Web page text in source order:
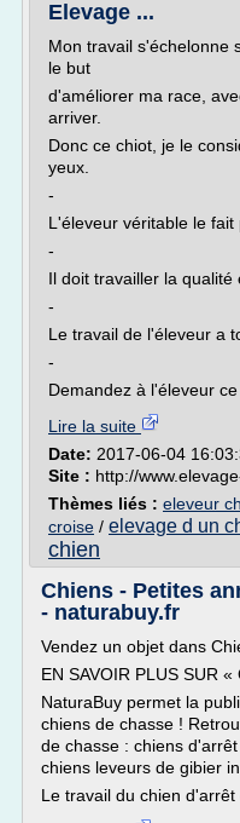
Elevage ...
Mon travail s'échelonne
le but
d'améliorer ma race,
arriver.
Donc ce chiot, je le
yeux.
-
L'éleveur véritable le fait
-
Il doit travailler la qualité
-
Le travail de l'éleveur a
-
Demandez à l'éleveur ce
Lire la suite
Date: 2017-06-04
Site : http://
Thèmes liés : eleveur
croise / elevage d un
chien
Chiens - Petites
- naturabuy.fr
Vendez un objet dans
EN SAVOIR PLUS SUR
NaturaBuy permet la
chiens de chasse !
de chasse : chiens
chiens leveurs de gibier
Le travail du chien d'arrêt